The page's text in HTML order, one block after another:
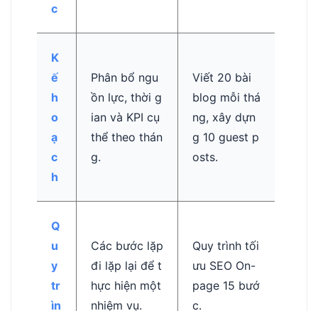
c
K
ế
h
o
ạ
c
h
Phân bổ ngu
ồn lực, thời g
ian và KPI cụ
thể theo thán
g.
Viết 20 bài
blog mỗi thá
ng, xây dựn
g 10 guest p
osts.
Q
u
y
tr
ìn
Các bước lặp
đi lặp lại để t
hực hiện một
nhiệm vụ.
Quy trình tối
ưu SEO On-
page 15 bướ
c.